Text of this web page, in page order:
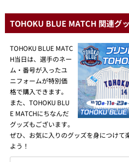
TOHOKU BLUE MATCH 関連グ
TOHOKU BLUE MATC
H当日は、選手のネー
ム・番号が入ったユ
ニフォームが特別価
格で購入できます。
また、TOHOKU BLU
E MATCHにちなんだ
グッズもございます。
ぜひ、お気に入りのグッズを身につけて
よう！